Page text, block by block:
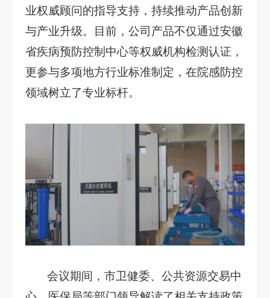
业权威顾问的指导支持，持续推动产品创新
与产业升级。目前，公司产品不仅通过安徽
省疾病预防控制中心等权威机构检测认证，
更参与多项地方行业标准制定，在院感防控
领域树立了专业标杆。
会议期间，市卫健委、公共资源交易中